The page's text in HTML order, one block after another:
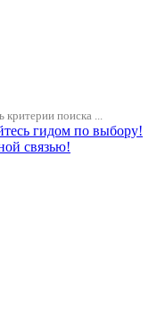
поиска ...
гидом по выбору!
связью!